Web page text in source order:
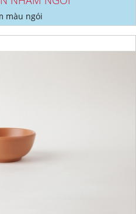
màu ngói